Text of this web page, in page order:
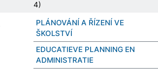
4)
PLÁNOVÁNÍ A ŘÍZENÍ VE
ŠKOLSTVÍ
EDUCATIEVE PLANNING EN
ADMINISTRATIE